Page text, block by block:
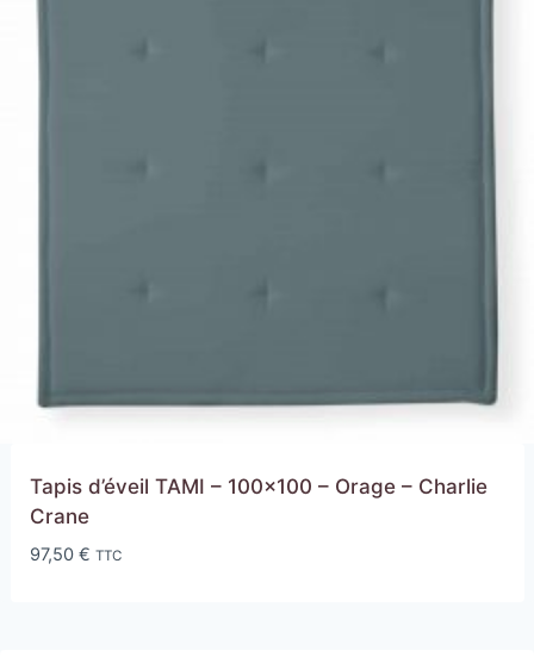
Tapis d’éveil TAMI – 100×100 – Orage – Charlie
Crane
97,50 € TTC